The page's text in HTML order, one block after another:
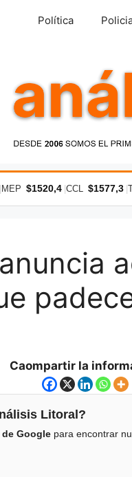
Política
MEP $1520,4 CCL $1577,3
Caompartir la
Litoral?
Google para encontrar